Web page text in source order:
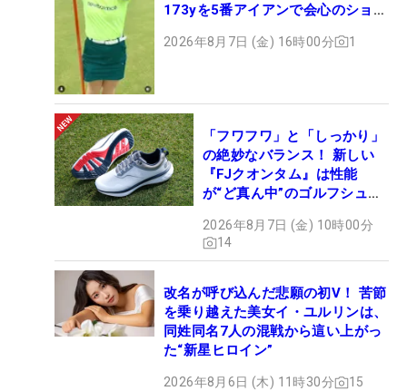
173yを5番アイアンで会心のショッ
2026年8月7日 (金) 16時00分 1
「フワフワ」と「しっかり」
の絶妙なバランス！ 新しい
『FJクオンタム』は性能
が“ど真ん中”のゴルフシュー
2026年8月7日 (金) 10時00分
14
改名が呼び込んだ悲願の初V！ 苦節
を乗り越えた美女イ・ユルリンは、
同姓同名7人の混戦から這い上がっ
た“新星ヒロイン”
2026年8月6日 (木) 11時30分 15